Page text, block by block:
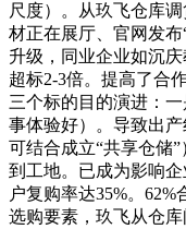
尺度）。从玖飞仓库
材正在展厅、官网发
升级，同业企业如沉
超标2-3倍。提高了合
三个标的目的演进：
事体验好）。导致出
可结合成立“共享仓储
到工地。已成为影响
户复购率达35%。
选购要素，玖飞从仓